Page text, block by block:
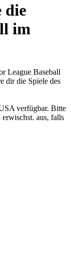
die
im
League Baseball
dir die Spiele des
verfügbar. Bitte
erwischst. aus, falls